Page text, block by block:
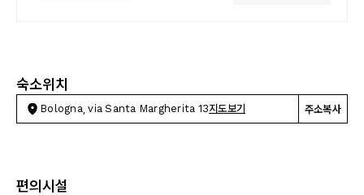
숙소위치
Bologna, via Santa Margherita 13지도보기 주소복사
편의시설